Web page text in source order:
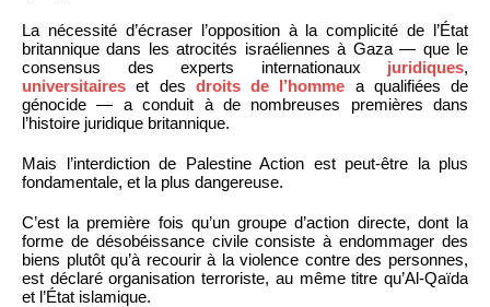
La nécessité d’écraser l’opposition à la complicité de l’État
britannique dans les atrocités israéliennes à Gaza — que le
consensus des experts internationaux juridiques,
universitaires et des droits de l’homme a qualifiées de
génocide — a conduit à de nombreuses premières dans
l’histoire juridique britannique.
Mais l’interdiction de Palestine Action est peut-être la plus
fondamentale, et la plus dangereuse.
C’est la première fois qu’un groupe d’action directe, dont la
forme de désobéissance civile consiste à endommager des
biens plutôt qu’à recourir à la violence contre des personnes,
est déclaré organisation terroriste, au même titre qu’Al-Qaïda
et l’État islamique.